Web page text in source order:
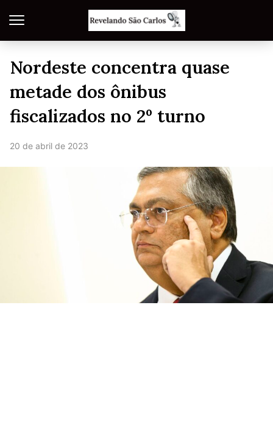
Nordeste concentra quase
metade dos ônibus
fiscalizados no 2º turno
20 de abril de 2023